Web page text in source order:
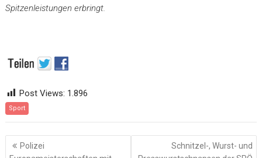
Spitzenleistungen erbringt.
Post Views: 1.896
Sport
Beitragsnavigation
Polizei
Schnitzel-, Wurst- und